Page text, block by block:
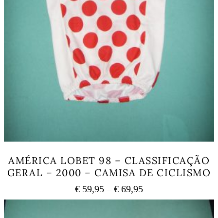
AMÉRICA LOBET 98 – CLASSIFICAÇÃO
GERAL – 2000 – CAMISA DE CICLISMO
€ 59,95 – € 69,95Price
range: